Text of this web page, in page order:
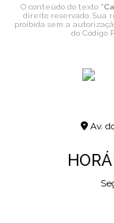
O conteúdo do texto "
direito reservado. Sua
proibida sem a
do Código
Av.